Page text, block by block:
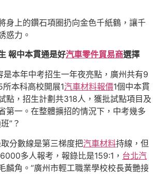
身上的鑽石項圈扔向金色千紙鶴，讓千
惑力。
報中本貫通是好汽車零件貿易商選擇
是本年中考招生一年夜亮點，廣州共有9
本科高校開展1汽車材料報價1個中本貫
點，招生計劃共318人，獲批試點項目及
第一。在整體擴招的情況下，中考幾多
”？
分數線是第三梯度把汽車材料持線，但
多人報考，報錄比是159:1， 台北汽
麟角。”廣州市輕工職業學校校長黃艷接